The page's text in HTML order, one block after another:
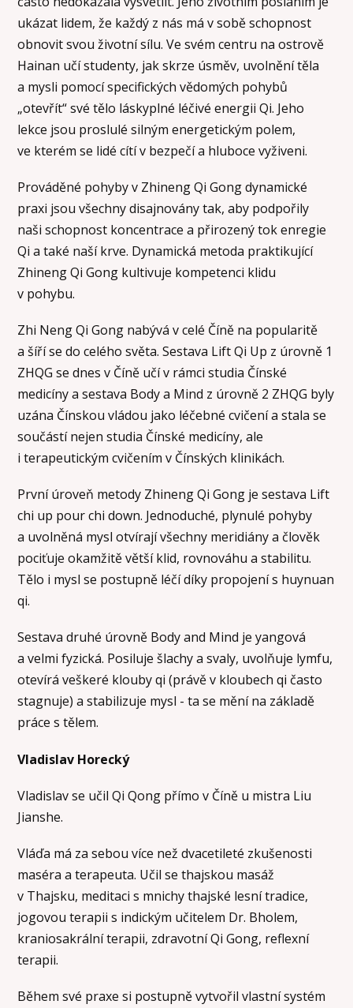
ukázat lidem, že každý z nás má v sobě schopnost
obnovit svou životní sílu. Ve svém centru na ostrově
Hainan učí studenty, jak skrze úsměv, uvolnění těla
a mysli pomocí specifických vědomých pohybů
„otevřít“ své tělo láskyplné léčivé energii Qi. Jeho
lekce jsou proslulé silným energetickým polem,
ve kterém se lidé cítí v bezpečí a hluboce vyživeni.
Prováděné pohyby v Zhineng Qi Gong dynamické
praxi jsou všechny disajnovány tak, aby podpořily
naši schopnost koncentrace a přirozený tok enregie
Qi a také naší krve. Dynamická metoda praktikující
Zhineng Qi Gong kultivuje kompetenci klidu
v pohybu.
Zhi Neng Qi Gong nabývá v celé Číně na popularitě
a šíří se do celého světa. Sestava Lift Qi Up z úrovně 1
ZHQG se dnes v Číně učí v rámci studia Čínské
medicíny a sestava Body a Mind z úrovně 2 ZHQG byly
uzána Čínskou vládou jako léčebné cvičení a stala se
součástí nejen studia Čínské medicíny, ale
i terapeutickým cvičením v Čínských klinikách.
První úroveň metody Zhineng Qi Gong je sestava Lift
chi up pour chi down. Jednoduché, plynulé pohyby
a uvolněná mysl otvírají všechny meridiány a člověk
pociťuje okamžitě větší klid, rovnováhu a stabilitu.
Tělo i mysl se postupně léčí díky propojení s huynuan
qi.
Sestava druhé úrovně Body and Mind je yangová
a velmi fyzická. Posiluje šlachy a svaly, uvolňuje lymfu,
otevírá veškeré klouby qi (právě v kloubech qi často
stagnuje) a stabilizuje mysl - ta se mění na základě
práce s tělem.
Vladislav Horecký
Vladislav se učil Qi Qong přímo v Číně u mistra Liu
Jianshe.
Vláďa má za sebou více než dvacetileté zkušenosti
maséra a terapeuta. Učil se thajskou masáž
v Thajsku, meditaci s mnichy thajské lesní tradice,
jogovou terapii s indickým učitelem Dr. Bholem,
kraniosakrální terapii, zdravotní Qi Gong, reflexní
terapii.
Během své praxe si postupně vytvořil vlastní systém